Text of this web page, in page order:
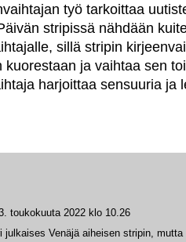
työ tarkoittaa
stripissä nähdään
sillä stripin
kuorestaan ja vaihtaa sen
harjoittaa sensuuria ja
toukokuuta 2022 klo 10.26
julkaises Venäjä aiheisen stripin,